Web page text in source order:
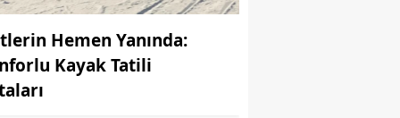
Elazığ
Hemen Yanında:
Kayak Tatili